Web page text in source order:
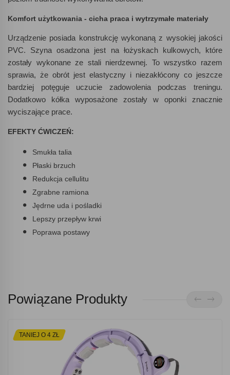
Komfort użytkowania - cicha praca i wytrzymałe materiały
Urządzenie posiada konstrukcję wykonaną z wysokiej jakości
PVC. Szyna osadzona jest na łożyskach kulkowych, które
zostały wykonane ze stali nierdzewnej. To wszystko razem
sprawia, że obrót jest elastyczny i niezakłócony co jeszcze
bardziej potęguje uczucie zadowolenia podczas treningu.
Dodatkowo kółka wyposażone zostały w oponki znacznie
wyciszające prace.
EFEKTY ĆWICZEŃ:
Smukła talia
Płaski brzuch
Redukcja cellulitu
Zgrabne ramiona
Jędrne uda i pośladki
Lepszy przepływ krwi
Poprawa postawy
Powiązane Produkty
TANIEJ O 4 ZŁ